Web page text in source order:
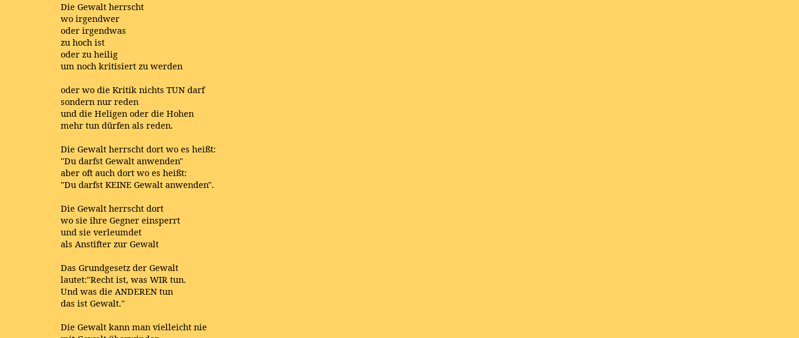
Die Gewalt herrscht
wo irgendwer
oder irgendwas
zu hoch ist
oder zu heilig
um noch kritisiert zu werden
oder wo die Kritik nichts TUN darf
sondern nur reden
und die Heligen oder die Hohen
mehr tun dürfen als reden.
Die Gewalt herrscht dort wo es heißt:
"Du darfst Gewalt anwenden"
aber oft auch dort wo es heißt:
"Du darfst KEINE Gewalt anwenden".
Die Gewalt herrscht dort
wo sie ihre Gegner einsperrt
und sie verleumdet
als Anstifter zur Gewalt
Das Grundgesetz der Gewalt
lautet:"Recht ist, was WIR tun.
Und was die ANDEREN tun
das ist Gewalt."
Die Gewalt kann man vielleicht nie